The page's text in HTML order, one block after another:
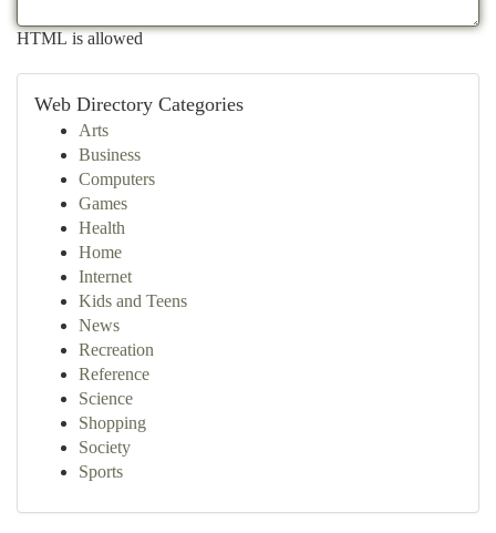
HTML is allowed
Web Directory Categories
Arts
Business
Computers
Games
Health
Home
Internet
Kids and Teens
News
Recreation
Reference
Science
Shopping
Society
Sports